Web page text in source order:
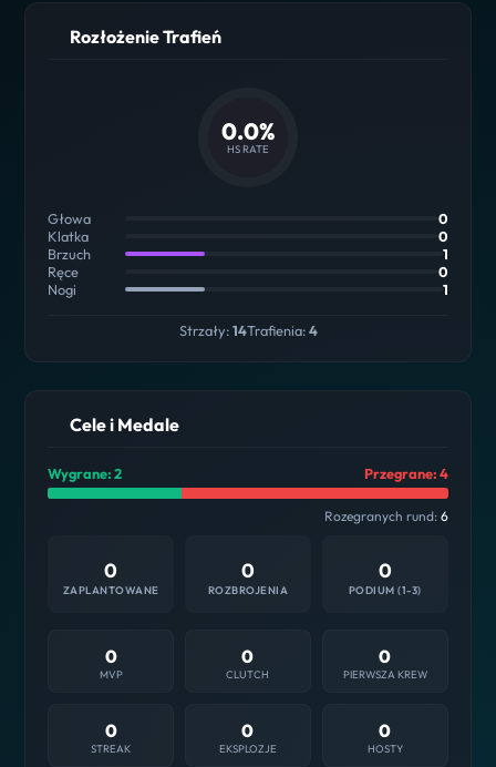
Rozłożenie Trafień
0.0%
HS RATE
Głowa
0
Klatka
0
Brzuch
1
Ręce
0
Nogi
1
Strzały:14Trafienia:4
Cele i Medale
Wygrane: 2 Przegrane: 4
Rozegranych rund: 6
0
ZAPLANTOWANE
0
ROZBROJENIA
0
PODIUM (1-3)
0
MVP
0
CLUTCH
0
PIERWSZA KREW
0
STREAK
0
EKSPLOZJE
0
HOSTY